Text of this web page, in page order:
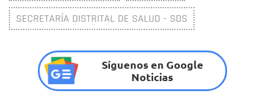
SECRETARÍA DISTRITAL DE SALUD - SDS
Síguenos en Google
Noticias